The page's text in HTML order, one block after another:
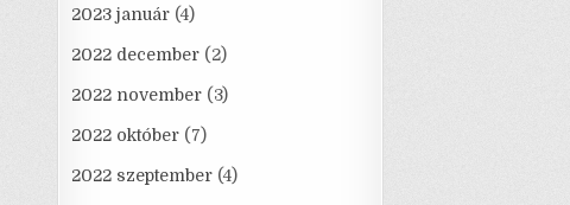
2023 január (4)
2022 december (2)
2022 november (3)
2022 október (7)
2022 szeptember (4)